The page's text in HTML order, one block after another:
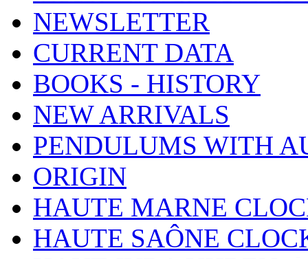
NEWSLETTER
CURRENT DATA
BOOKS - HISTORY
NEW ARRIVALS
PENDULUMS WITH
ORIGIN
HAUTE MARNE
HAUTE SAÔNE